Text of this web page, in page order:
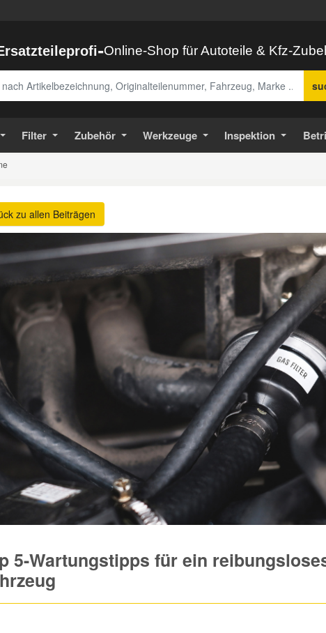
-Online-Shop für Autoteile & Kfz-
Filter Zubehör Werkzeuge Inspektion
zu allen Beiträgen
5-Wartungstipps für ein